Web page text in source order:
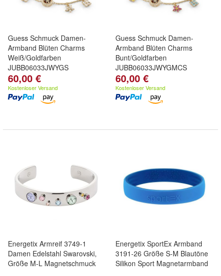
Guess Schmuck Damen-
Armband Blüten Charms
Weiß/Goldfarben
JUBB06033JWYGS
60,00 €
Kostenloser Versand
Guess Schmuck Damen-
Armband Blüten Charms
Bunt/Goldfarben
JUBB06033JWYGMCS
60,00 €
Kostenloser Versand
Energetix Armreif 3749-1
Damen Edelstahl Swarovski,
Größe M-L Magnetschmuck
Energetix SportEx Armband
3191-26 Größe S-M Blautöne
Silikon Sport Magnetarmband